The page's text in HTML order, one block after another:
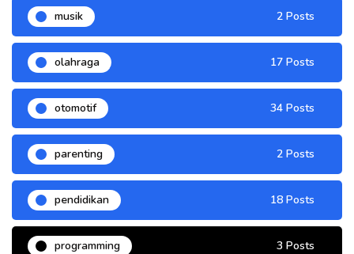
musik 2 Posts
olahraga 17 Posts
otomotif 34 Posts
parenting 2 Posts
pendidikan 18 Posts
programming 3 Posts